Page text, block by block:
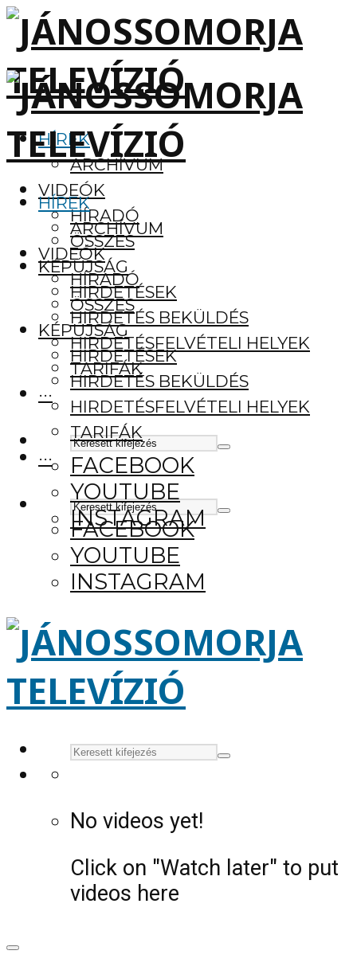
HÍREK
ARCHÍVUM
VIDEÓK
HÍRADÓ
ÖSSZES
KÉPÚJSÁG
HIRDETÉSEK
HIRDETÉS BEKÜLDÉS
HIRDETÉSFELVÉTELI HELYEK
TARIFÁK
···
FACEBOOK
YOUTUBE
INSTAGRAM
HÍREK
ARCHÍVUM
VIDEÓK
HÍRADÓ
ÖSSZES
KÉPÚJSÁG
HIRDETÉSEK
HIRDETÉS BEKÜLDÉS
HIRDETÉSFELVÉTELI HELYEK
TARIFÁK
···
FACEBOOK
YOUTUBE
INSTAGRAM
No videos yet!
Click on "Watch later" to put
videos here